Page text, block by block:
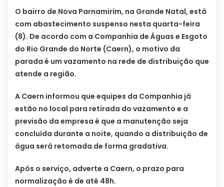
O bairro de Nova Parnamirim, na Grande Natal, está
com abastecimento suspenso nesta quarta-feira
(8). De acordo com a Companhia de Águas e Esgoto
do Rio Grande do Norte (Caern), o motivo da
parada é um vazamento na rede de distribuição que
atende a região.
A Caern informou que equipes da Companhia já
estão no local para retirada do vazamento e a
previsão da empresa é que a manutenção seja
concluída durante a noite, quando a distribuição de
água será retomada de forma gradativa.
Após o serviço, adverte a Caern, o prazo para
normalização é de até 48h.